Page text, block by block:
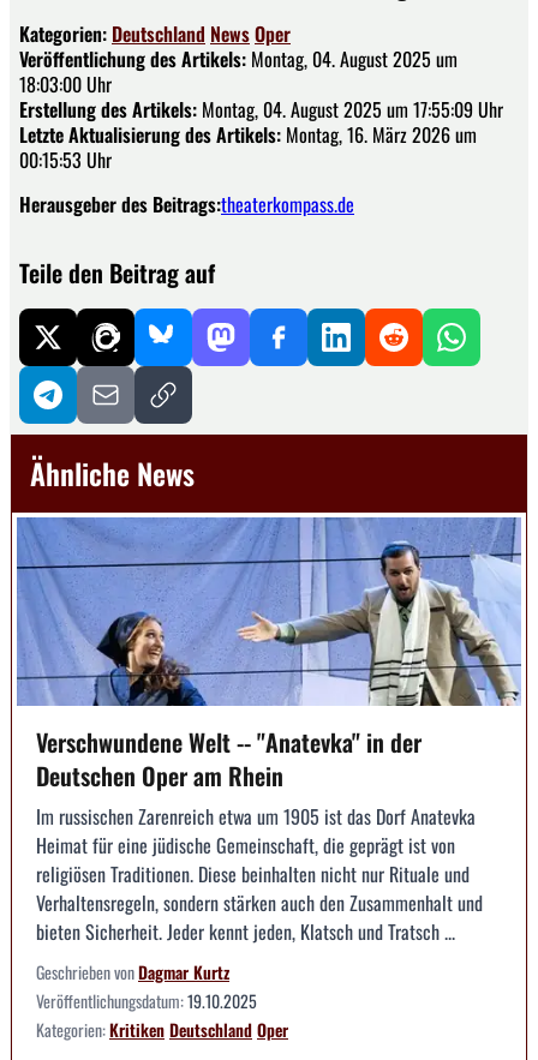
Kategorien: Deutschland NewsOper
Veröffentlichung des Artikels: Montag, 04. August 2025 um
18:03:00 Uhr
Erstellung des Artikels: Montag, 04. August 2025 um 17:55:09 Uhr
Letzte Aktualisierung des Artikels: Montag, 16. März 2026 um
00:15:53 Uhr
Herausgeber des Beitrags:theaterkompass.de
Teile den Beitrag auf
Ähnliche News
Verschwundene Welt -- "Anatevka" in der
Deutschen Oper am Rhein
Im russischen Zarenreich etwa um 1905 ist das Dorf Anatevka
Heimat für eine jüdische Gemeinschaft, die geprägt ist von
religiösen Traditionen. Diese beinhalten nicht nur Rituale und
Verhaltensregeln, sondern stärken auch den Zusammenhalt und
bieten Sicherheit. Jeder kennt jeden, Klatsch und Tratsch ...
Geschrieben vonDagmar Kurtz
Veröffentlichungsdatum:19.10.2025
Kategorien:KritikenDeutschlandOper